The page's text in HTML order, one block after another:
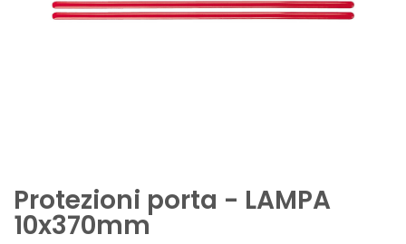
Protezioni porta - LAMPA
10x370mm